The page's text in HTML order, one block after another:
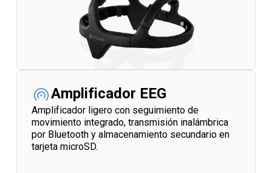
Amplificador EEG
Amplificador ligero con seguimiento de
movimiento integrado, transmisión inalámbrica
por Bluetooth y almacenamiento secundario en
tarjeta microSD.